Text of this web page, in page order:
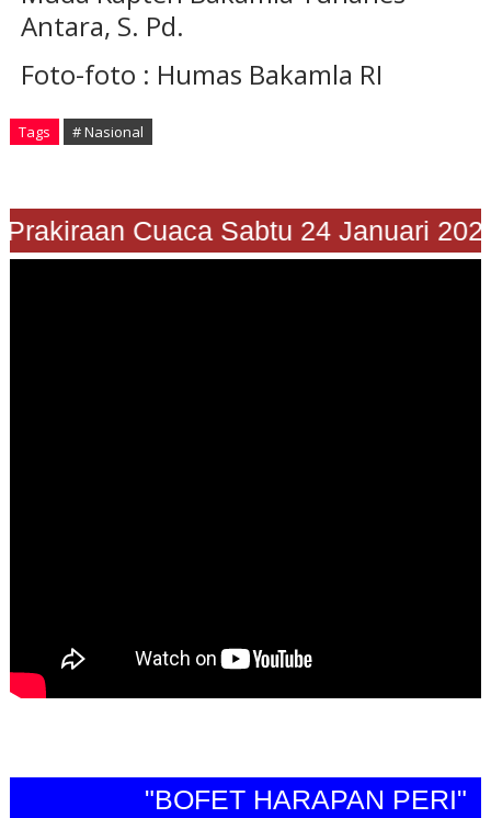
Antara, S. Pd.
Foto-foto : Humas Bakamla RI
Tags # Nasional
Cuaca Sabtu 24 Januari
"BOFET HARAPAN PERI"